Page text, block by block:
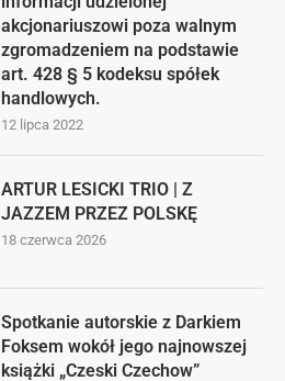
akcjonariuszowi poza walnym
zgromadzeniem na podstawie
art. 428 § 5 kodeksu spółek
handlowych.
12 lipca 2022
ARTUR LESICKI TRIO | Z
JAZZEM PRZEZ POLSKĘ
18 czerwca 2026
Spotkanie autorskie z Darkiem
Foksem wokół jego najnowszej
książki „Czeski Czechow”